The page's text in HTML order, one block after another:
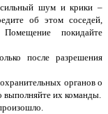
шум и крики –
об этом соседей,
покидайте
после разрешения
органов о
выполняйте их команды.